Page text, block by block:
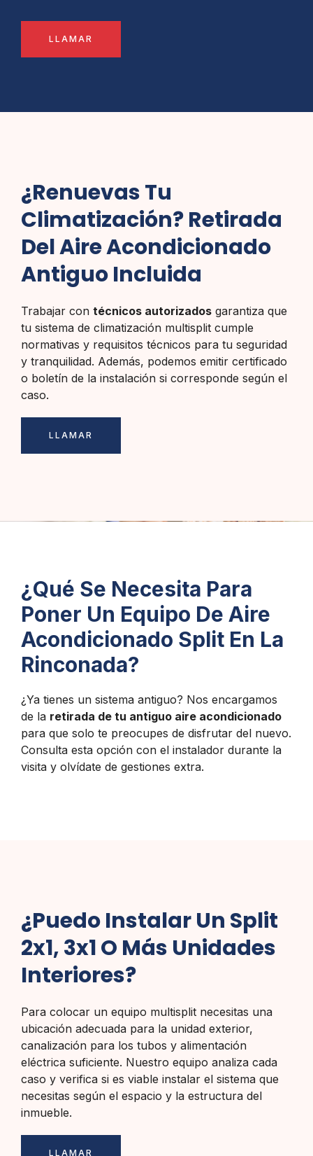
LLAMAR
¿Renuevas Tu
Climatización? Retirada
Del Aire Acondicionado
Antiguo Incluida
Trabajar con técnicos autorizados garantiza que
tu sistema de climatización multisplit cumple
normativas y requisitos técnicos para tu seguridad
y tranquilidad. Además, podemos emitir certificado
o boletín de la instalación si corresponde según el
caso.
LLAMAR
¿Qué Se Necesita Para
Poner Un Equipo De Aire
Acondicionado Split En La
Rinconada?
¿Ya tienes un sistema antiguo? Nos encargamos
de la retirada de tu antiguo aire acondicionado
para que solo te preocupes de disfrutar del nuevo.
Consulta esta opción con el instalador durante la
visita y olvídate de gestiones extra.
¿Puedo Instalar Un Split
2x1, 3x1 O Más Unidades
Interiores?
Para colocar un equipo multisplit necesitas una
ubicación adecuada para la unidad exterior,
canalización para los tubos y alimentación
eléctrica suficiente. Nuestro equipo analiza cada
caso y verifica si es viable instalar el sistema que
necesitas según el espacio y la estructura del
inmueble.
LLAMAR